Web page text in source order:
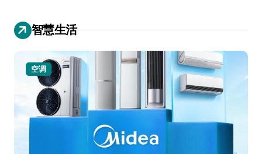
智慧生活
空调